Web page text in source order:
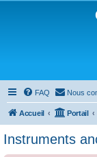
FAQ Nous
Accueil Portail
Instruments